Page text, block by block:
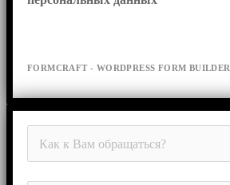
FORMCRAFT - WORDPRESS FORM BUILDER